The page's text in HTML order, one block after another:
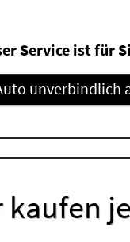
Service ist für
unverbindlich